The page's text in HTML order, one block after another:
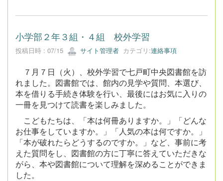
小学部２年３組・４組 校外学習
投稿日時 : 07/15 サイト管理者 カテゴリ:連絡事項
７月７日（火）、校外学習で七戸町中央図書館を訪
れました。図書館では、館内の見学や質問、本選び、
本を借りる手続き体験を行い、最後にはお気に入りの
一冊を見つけて読書を楽しみました。
こどもたちは、「本は何冊ありますか。」「どんな
お仕事をしていますか。」「人気の本は何ですか。」
「本が破れたらどうするのですか。」など、事前に考
えた質問をし、図書館の方に丁寧に答えていただきな
がら、本や図書館について理解を深めることができま
した。